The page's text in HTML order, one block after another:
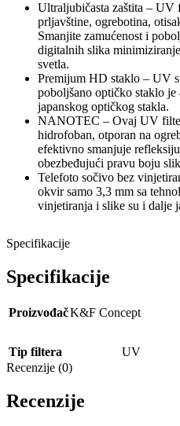
Ultraljubičasta zaštita – UV
prljavštine, ogrebotina,
Smanjite zamućenost i
digitalnih slika
svetla.
Premijum HD staklo – UV
poboljšano optičko staklo
japanskog optičkog stakla.
NANOTEC – Ovaj UV
hidrofoban, otporan na
efektivno smanjuje
obezbeđujući pravu boju
Telefoto sočivo bez
okvir samo 3,3 mm sa
vinjetiranja i slike su i dalje
Specifikacije
Specifikacije
ProizvođačK&F Concept
Tip filtera
UV
Recenzije (0)
Recenzije